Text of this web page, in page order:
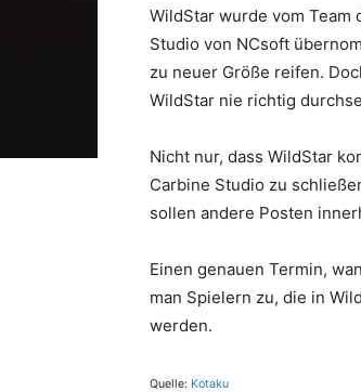
WildStar wurde vom Team
Studio von NCsoft
zu neuer Größe reifen.
WildStar nie richtig
Nicht nur, dass WildStar
Carbine Studio zu
sollen andere Posten
Einen genauen Termin,
man Spielern zu, die in
werden.
Quelle: Kotaku